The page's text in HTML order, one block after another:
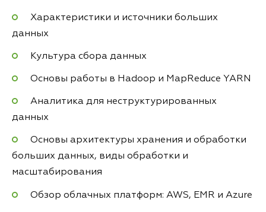
Характеристики и источники больших
данных
Культура сбора данных
Основы работы в Hadoop и MapReduce YARN
Аналитика для неструктурированных
данных
Основы архитектуры хранения и обработки
больших данных, виды обработки и
масштабирования
Обзор облачных платформ: AWS, EMR и Azure